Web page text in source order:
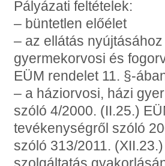
Pályázati feltételek:
– büntetlen előélet
– az ellátás
gyermekorvosi és
EÜM rendelet 11. §-
– a háziorvosi, házi
szóló 4/2000. (II.25.)
tevékenységről szóló
szóló 313/2011.